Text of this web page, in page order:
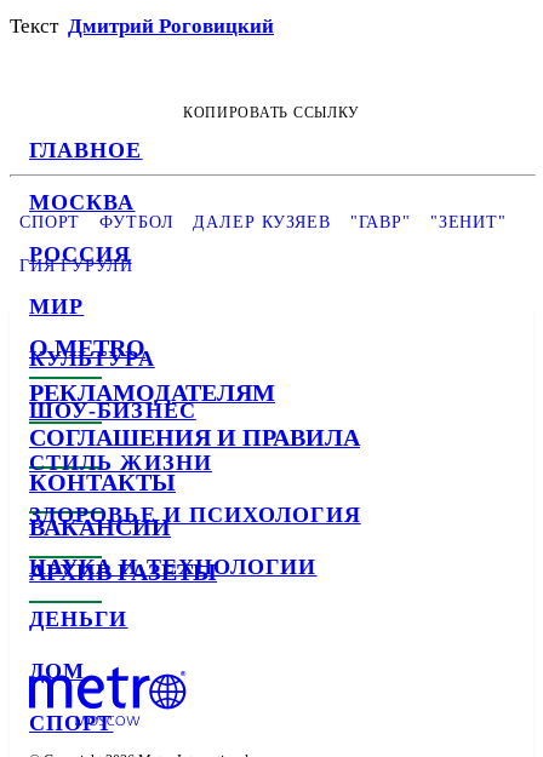
ГЛАВНОЕ
МОСКВА
РОССИЯ
МИР
КУЛЬТУРА
ШОУ-БИЗНЕС
СТИЛЬ ЖИЗНИ
ЗДОРОВЬЕ И ПСИХОЛОГИЯ
НАУКА И ТЕХНОЛОГИИ
ДЕНЬГИ
ДОМ
СПОРТ
Текст Дмитрий Роговицкий
КОПИРОВАТЬ ССЫЛКУ
СПОРТ ФУТБОЛ ДАЛЕР КУЗЯЕВ "ГАВР" "ЗЕНИТ"
ГИЯ ГУРУЛИ
О METRO
РЕКЛАМОДАТЕЛЯМ
СОГЛАШЕНИЯ И ПРАВИЛА
КОНТАКТЫ
ВАКАНСИИ
АРХИВ ГАЗЕТЫ